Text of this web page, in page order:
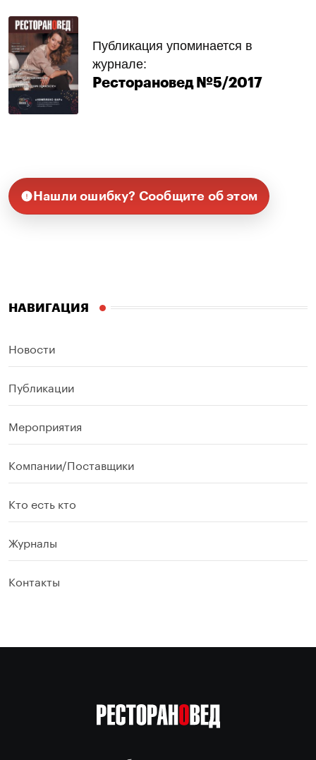
Публикация упоминается в
журнале:
Ресторановед №5/2017
Нашли ошибку? Сообщите об этом
НАВИГАЦИЯ
Новости
Публикации
Мероприятия
Компании/Поставщики
Кто есть кто
Журналы
Контакты